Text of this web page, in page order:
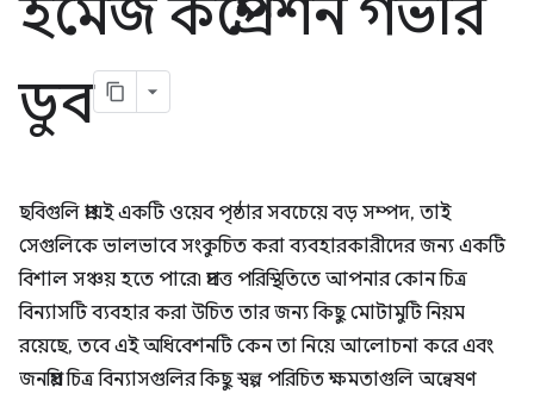
ইমেজ কম্প্রেশন গভীর
ডুব
ছবিগুলি প্রায়ই একটি ওয়েব পৃষ্ঠার সবচেয়ে বড় সম্পদ, তাই
সেগুলিকে ভালভাবে সংকুচিত করা ব্যবহারকারীদের জন্য একটি
বিশাল সঞ্চয় হতে পারে৷ প্রদত্ত পরিস্থিতিতে আপনার কোন চিত্র
বিন্যাসটি ব্যবহার করা উচিত তার জন্য কিছু মোটামুটি নিয়ম
রয়েছে, তবে এই অধিবেশনটি কেন তা নিয়ে আলোচনা করে এবং
জনপ্রিয় চিত্র বিন্যাসগুলির কিছু স্বল্প পরিচিত ক্ষমতাগুলি অন্বেষণ